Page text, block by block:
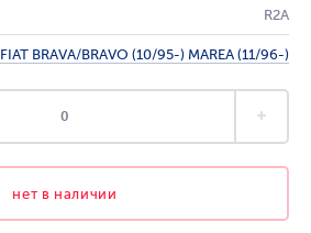
R2A
FIAT BRAVA/BRAVO (10/95-) MAREA (11/96-)
нет в наличии